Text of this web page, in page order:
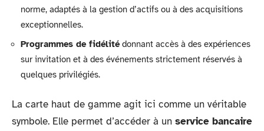
norme, adaptés à la gestion d’actifs ou à des acquisitions
exceptionnelles.
Programmes de fidélitédonnant accès à des expériences
sur invitation et à des événements strictement réservés à
quelques privilégiés.
La carte haut de gamme agit ici comme un véritable
symbole. Elle permet d’accéder à un service bancaire